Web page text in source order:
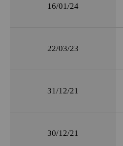
16/01/24
22/03/23
31/12/21
30/12/21